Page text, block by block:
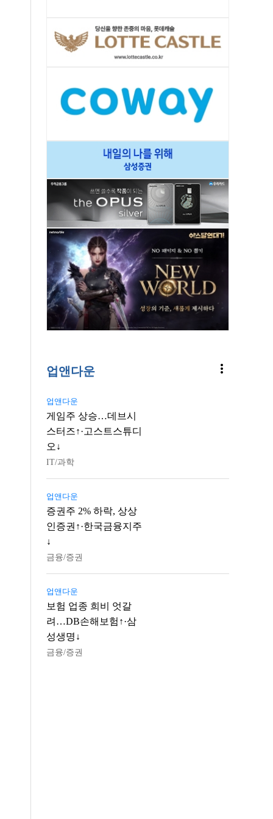
업앤다운 more_vert
업앤다운
게임주 상승…데브시
스터즈↑·고스트스튜디
오↓
IT/과학
업앤다운
증권주 2% 하락, 상상
인증권↑·한국금융지주
↓
금융/증권
업앤다운
보험 업종 희비 엇갈
려…DB손해보험↑·삼
성생명↓
금융/증권